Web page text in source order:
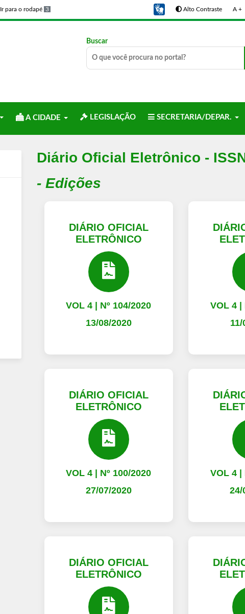
Ir para o rodapé 3 Alto Contraste A +
Buscar
A CIDADE LEGISLAÇÃO SECRETARIA/DEPAR.
Diário Oficial Eletrônico -
- Edições
DIÁRIO OFICIAL
ELETRÔNICO
VOL 4 | Nº 104/2020
13/08/2020
VOL 4 |
11/
DIÁRIO OFICIAL
ELETRÔNICO
VOL 4 | Nº 100/2020
27/07/2020
VOL 4 |
24/
DIÁRIO OFICIAL
ELETRÔNICO